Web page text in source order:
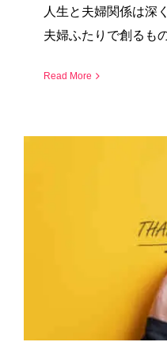
人生と夫婦関係は深
夫婦ふたりで創るも
Read More